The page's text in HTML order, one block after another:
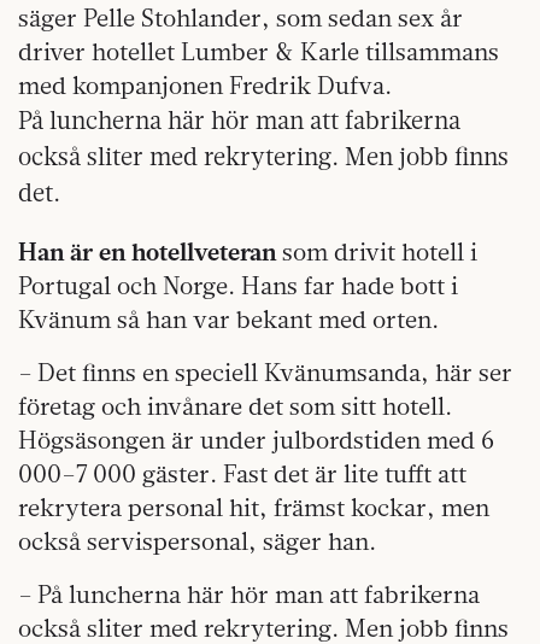
säger Pelle Stohlander, som sedan sex år
driver hotellet Lumber & Karle tillsammans
med kompanjonen Fredrik Dufva.
På luncherna här hör man att fabrikerna
också sliter med rekrytering. Men jobb finns
det.
Han är en hotellveteran som drivit hotell i
Portugal och Norge. Hans far hade bott i
Kvänum så han var bekant med orten.
– Det finns en speciell Kvänumsanda, här ser
företag och invånare det som sitt hotell.
Högsäsongen är under julbordstiden med 6
000–7 000 gäster. Fast det är lite tufft att
rekrytera personal hit, främst kockar, men
också servispersonal, säger han.
– På luncherna här hör man att fabrikerna
också sliter med rekrytering. Men jobb finns